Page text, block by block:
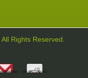
. All Rights Reserved.